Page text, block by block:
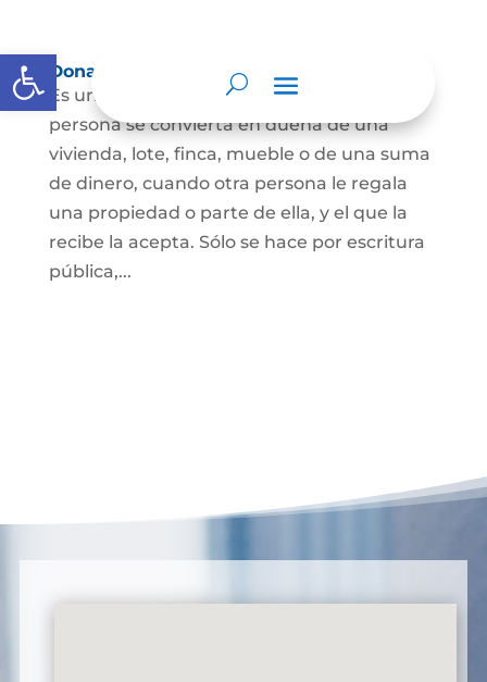
Abrir barra de herramientas
Donación
Es uno de los contratos cuyo fin es que una
persona se convierta en dueña de una
vivienda, lote, finca, mueble o de una suma
de dinero, cuando otra persona le regala
una propiedad o parte de ella, y el que la
recibe la acepta. Sólo se hace por escritura
pública,...